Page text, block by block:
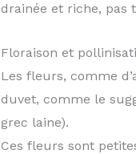
drainée et riche, pas
Floraison et
Les fleurs, comme
duvet, comme le
grec laine).
Ces fleurs sont